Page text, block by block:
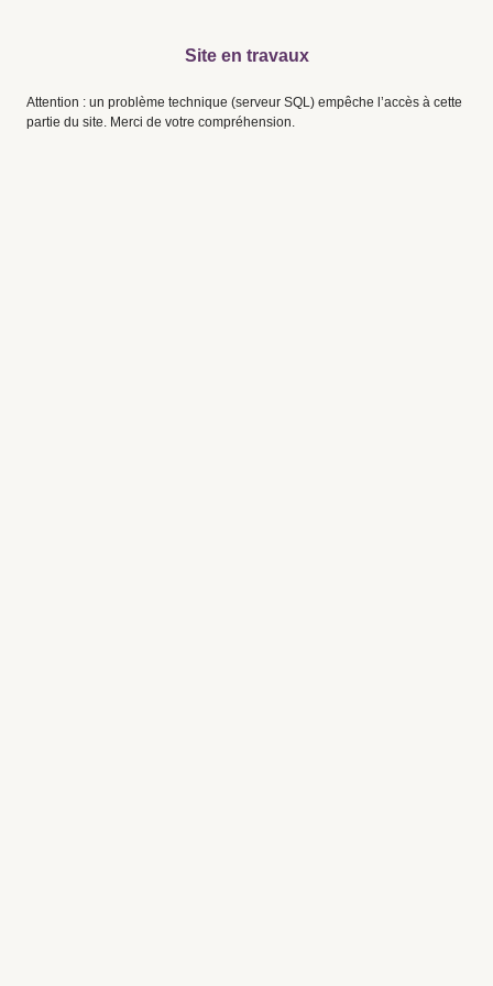
Site en travaux
Attention : un problème technique (serveur SQL) empêche l’accès à cette
partie du site. Merci de votre compréhension.